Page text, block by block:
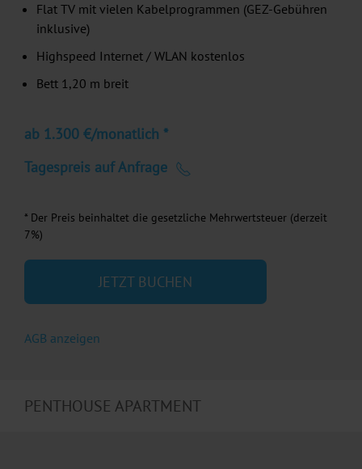
Flat TV mit vielen Kabelprogrammen (GEZ-Gebühren
inklusive)
Highspeed Internet / WLAN kostenlos
Bett 1,20 m breit
ab 1.300 €/monatlich *
Tagespreis auf Anfrage
* Der Preis beinhaltet die gesetzliche Mehrwertsteuer (derzeit
7%)
JETZT BUCHEN
AGB anzeigen
PENTHOUSE APARTMENT